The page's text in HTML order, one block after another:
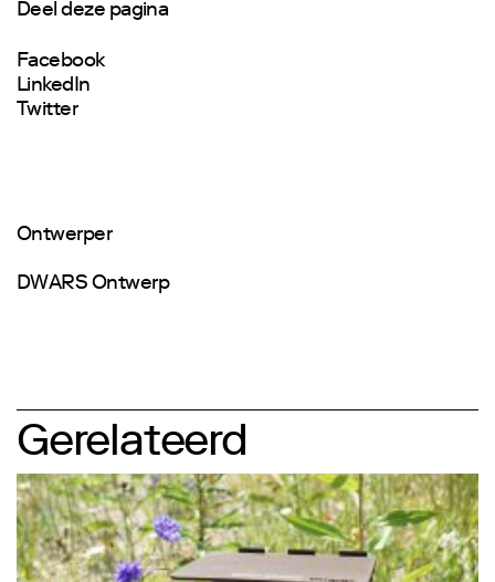
Deel deze pagina
Facebook
LinkedIn
Twitter
Ontwerper
DWARS Ontwerp
Gerelateerd